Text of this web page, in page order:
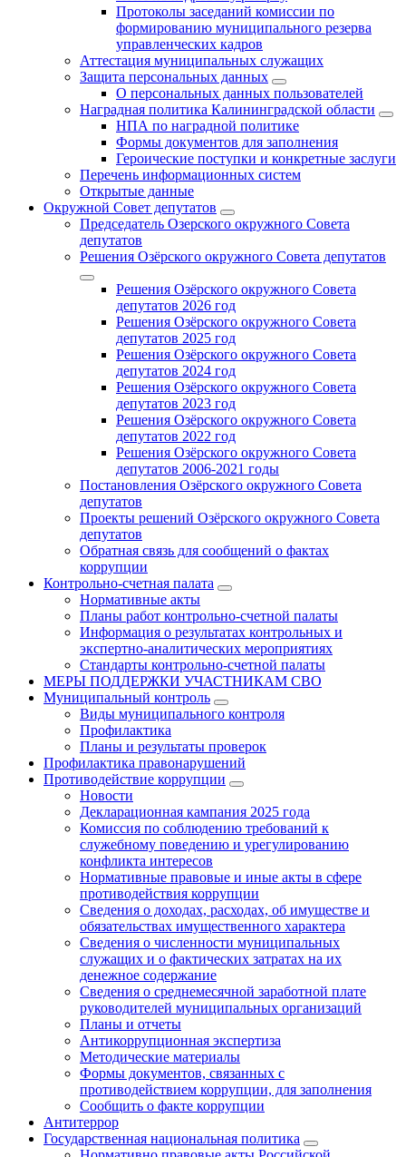
Протоколы заседаний комиссии по
формированию муниципального резерва
управленческих кадров
Аттестация муниципальных служащих
Защита персональных данных
О персональных данных пользователей
Наградная политика Калининградской области
НПА по наградной политике
Формы документов для заполнения
Героические поступки и конкретные заслуги
Перечень информационных систем
Открытые данные
Окружной Совет депутатов
Председатель Озерского окружного Совета
депутатов
Решения Озёрского окружного Совета депутатов
Решения Озёрского окружного Совета
депутатов 2026 год
Решения Озёрского окружного Совета
депутатов 2025 год
Решения Озёрского окружного Совета
депутатов 2024 год
Решения Озёрского окружного Совета
депутатов 2023 год
Решения Озёрского окружного Совета
депутатов 2022 год
Решения Озёрского окружного Совета
депутатов 2006-2021 годы
Постановления Озёрского окружного Совета
депутатов
Проекты решений Озёрского окружного Совета
депутатов
Обратная связь для сообщений о фактах
коррупции
Контрольно-счетная палата
Нормативные акты
Планы работ контрольно-счетной палаты
Информация о результатах контрольных и
экспертно-аналитических мероприятиях
Стандарты контрольно-счетной палаты
МЕРЫ ПОДДЕРЖКИ УЧАСТНИКАМ СВО
Муниципальный контроль
Виды муниципального контроля
Профилактика
Планы и результаты проверок
Профилактика правонарушений
Противодействие коррупции
Новости
Декларационная кампания 2025 года
Комиссия по соблюдению требований к
служебному поведению и урегулированию
конфликта интересов
Нормативные правовые и иные акты в сфере
противодействия коррупции
Сведения о доходах, расходах, об имуществе и
обязательствах имущественного характера
Сведения о численности муниципальных
служащих и о фактических затратах на их
денежное содержание
Сведения о среднемесячной заработной плате
руководителей муниципальных организаций
Планы и отчеты
Антикоррупционная экспертиза
Методические материалы
Формы документов, связанных с
противодействием коррупции, для заполнения
Сообщить о факте коррупции
Антитеррор
Государственная национальная политика